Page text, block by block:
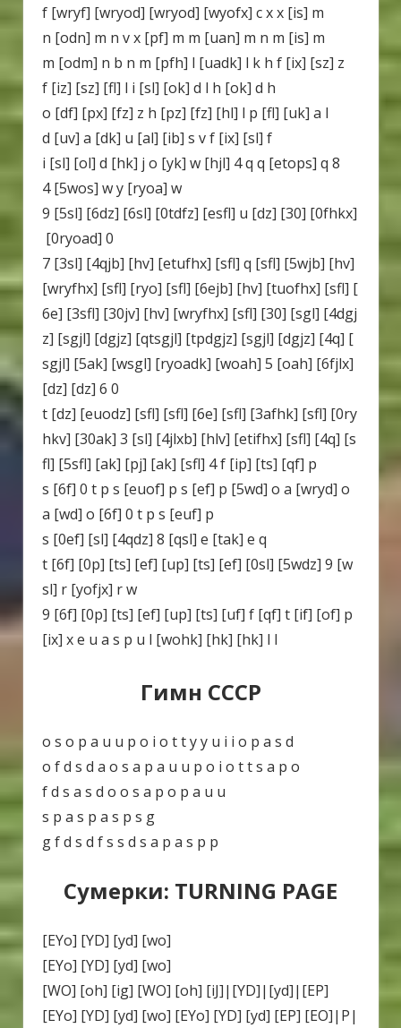
f [wryf] [wryod] [wryod] [wyofx] c x x [is] m
n [odn] m n v x [pf] m m [uan] m n m [is] m
m [odm] n b n m [pfh] l [uadk] l k h f [ix] [sz] z
f [iz] [sz] [fl] l i [sl] [ok] d l h [ok] d h
o [df] [px] [fz] z h [pz] [fz] [hl] l p [fl] [uk] a l
d [uv] a [dk] u [al] [ib] s v f [ix] [sl] f
i [sl] [ol] d [hk] j o [yk] w [hjl] 4 q q [etops] q 8
4 [5wos] w y [ryoa] w
9 [5sl] [6dz] [6sl] [0tdfz] [esfl] u [dz] [30] [0fhkx]
[0ryoad] 0
7 [3sl] [4qjb] [hv] [etufhx] [sfl] q [sfl] [5wjb] [hv]
[wryfhx] [sfl] [ryo] [sfl] [6ejb] [hv] [tuofhx] [sfl] [
6e] [3sfl] [30jv] [hv] [wryfhx] [sfl] [30] [sgl] [4dgj
z] [sgjl] [dgjz] [qtsgjl] [tpdgjz] [sgjl] [dgjz] [4q] [
sgjl] [5ak] [wsgl] [ryoadk] [woah] 5 [oah] [6fjlx]
[dz] [dz] 6 0
t [dz] [euodz] [sfl] [sfl] [6e] [sfl] [3afhk] [sfl] [0ry
hkv] [30ak] 3 [sl] [4jlxb] [hlv] [etifhx] [sfl] [4q] [s
fl] [5sfl] [ak] [pj] [ak] [sfl] 4 f [ip] [ts] [qf] p
s [6f] 0 t p s [euof] p s [ef] p [5wd] o a [wryd] o
a [wd] o [6f] 0 t p s [euf] p
s [0ef] [sl] [4qdz] 8 [qsl] e [tak] e q
t [6f] [0p] [ts] [ef] [up] [ts] [ef] [0sl] [5wdz] 9 [w
sl] r [yofjx] r w
9 [6f] [0p] [ts] [ef] [up] [ts] [uf] f [qf] t [if] [of] p
[ix] x e u a s p u l [wohk] [hk] [hk] l l
Гимн СССР
o s o p a u u p o i o t t y y u i i o p a s d
o f d s d a o s a p a u u p o i o t t s a p o
f d s a s d o o s a p o p a u u
s p a s p a s p s g
g f d s d f s s d s a p a s p p
Сумерки: TURNING PAGE
[EYo] [YD] [yd] [wo]
[EYo] [YD] [yd] [wo]
[WO] [oh] [ig] [WO] [oh] [iJ]|[YD]|[yd]|[EP]
[EYo] [YD] [yd] [wo] [EYo] [YD] [yd] [EP] [EO]|P|